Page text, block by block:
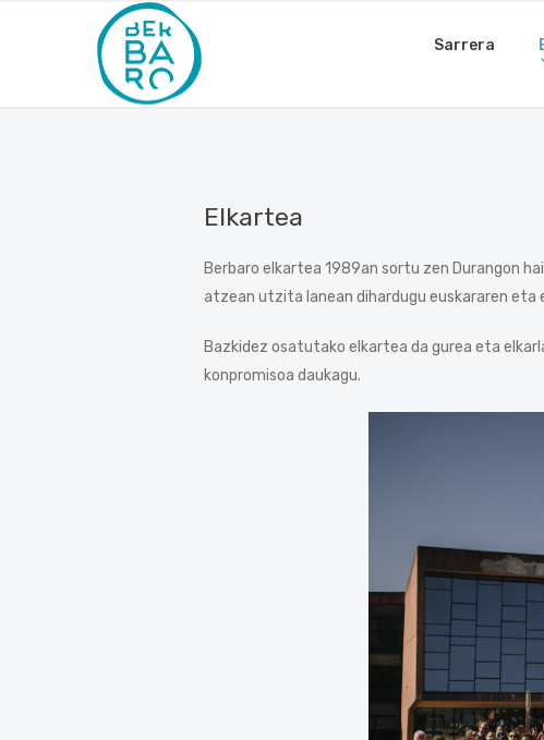
Sarrera
Elkartea
Berbaro elkartea 1989an sortu zen Durangon
atzean utzita lanean dihardugu euskararen eta
Bazkidez osatutako elkartea da gurea eta
konpromisoa daukagu.